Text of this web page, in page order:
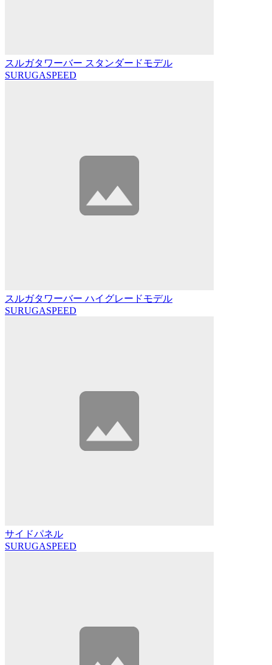
スルガタワーバー スタンダードモデル
SURUGASPEED
スルガタワーバー ハイグレードモデル
SURUGASPEED
サイドパネル
SURUGASPEED